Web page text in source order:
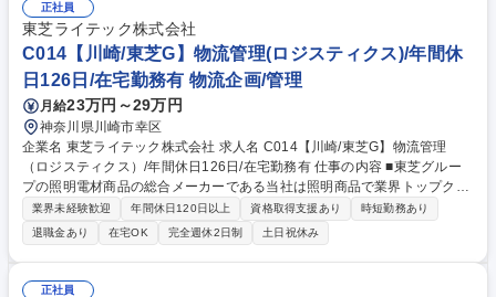
正社員
東芝ライテック株式会社
C014【川崎/東芝G】物流管理(ロジスティクス)/年間休
日126日/在宅勤務有 物流企画/管理
月給23万円～29万円
神奈川県川崎市幸区
企業名 東芝ライテック株式会社 求人名 C014【川崎/東芝G】物流管理
（ロジスティクス）/年間休日126日/在宅勤務有 仕事の内容 ■東芝グルー
プの照明電材商品の総合メーカーである当社は照明商品で業界トップクラ
スのシェアを誇ります。そんな当社のロジスティクス企画・管理業務をお
任せいたします。※在宅勤務：あり（事前申告制） 【具体的には】 ■各部
門連係による業務改善プロジェクト推進 ■月次数値管理・KPI管理・実績
管理、各種物流関連データの整備及び分析業務 ■将来的な物流環境変化
（労働規制や需給変化など）を見据えた中長期戦略の企画 ■休日出勤：年
業界未経験歓迎 年間休日120日以上 資格取得支援あり
時短勤務あり
退職金あり
在宅OK 完全週休2日制 土日祝休み
正社員